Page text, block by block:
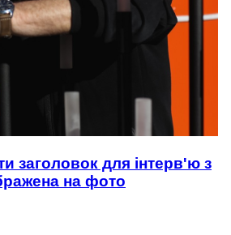
заголовок для інтерв'ю з
на фото